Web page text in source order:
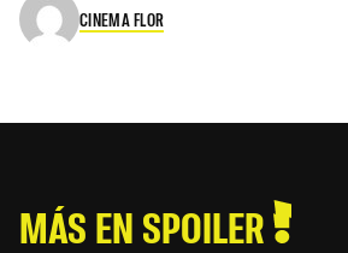
CINEMA FLOR
MÁS EN SPOILER